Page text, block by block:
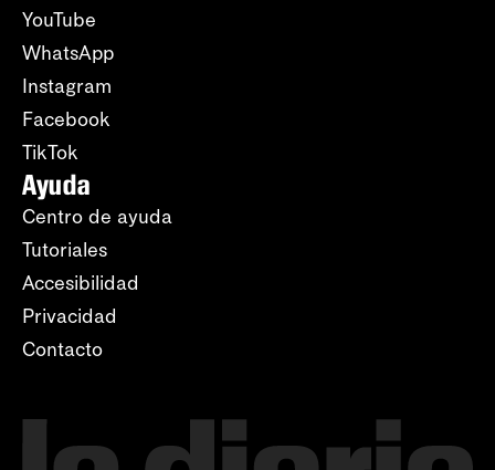
YouTube
WhatsApp
Instagram
Facebook
TikTok
Ayuda
Centro de ayuda
Tutoriales
Accesibilidad
Privacidad
Contacto